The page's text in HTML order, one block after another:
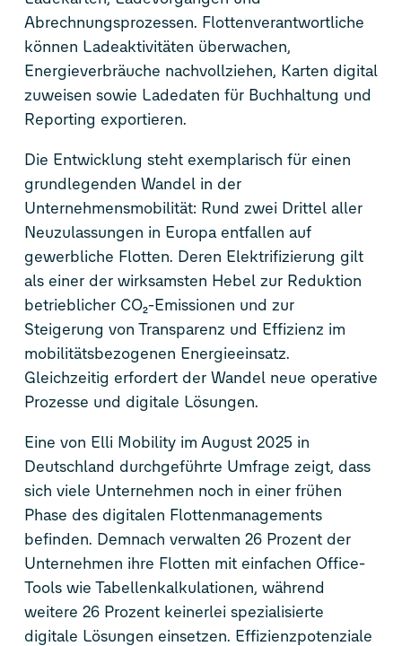
Abrechnungsprozessen. Flottenverantwortliche
können Ladeaktivitäten überwachen,
Energieverbräuche nachvollziehen, Karten digital
zuweisen sowie Ladedaten für Buchhaltung und
Reporting exportieren.
Die Entwicklung steht exemplarisch für einen
grundlegenden Wandel in der
Unternehmensmobilität: Rund zwei Drittel aller
Neuzulassungen in Europa entfallen auf
gewerbliche Flotten. Deren Elektrifizierung gilt
als einer der wirksamsten Hebel zur Reduktion
betrieblicher CO₂-Emissionen und zur
Steigerung von Transparenz und Effizienz im
mobilitätsbezogenen Energieeinsatz.
Gleichzeitig erfordert der Wandel neue operative
Prozesse und digitale Lösungen.
Eine von Elli Mobility im August 2025 in
Deutschland durchgeführte Umfrage zeigt, dass
sich viele Unternehmen noch in einer frühen
Phase des digitalen Flottenmanagements
befinden. Demnach verwalten 26 Prozent der
Unternehmen ihre Flotten mit einfachen Office-
Tools wie Tabellenkalkulationen, während
weitere 26 Prozent keinerlei spezialisierte
digitale Lösungen einsetzen. Effizienzpotenziale